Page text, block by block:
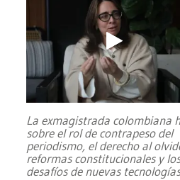
La exmagistrada colombiana
sobre el rol de contrapeso del
periodismo, el derecho al
reformas constitucionales y
desafíos de nuevas